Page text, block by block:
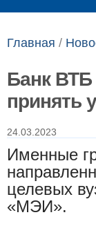
Главная /
Банк
принять
24.03.2023
Именные
целевых
«МЭИ».